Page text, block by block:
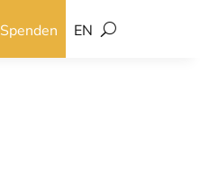
Spenden EN
Spenden EN